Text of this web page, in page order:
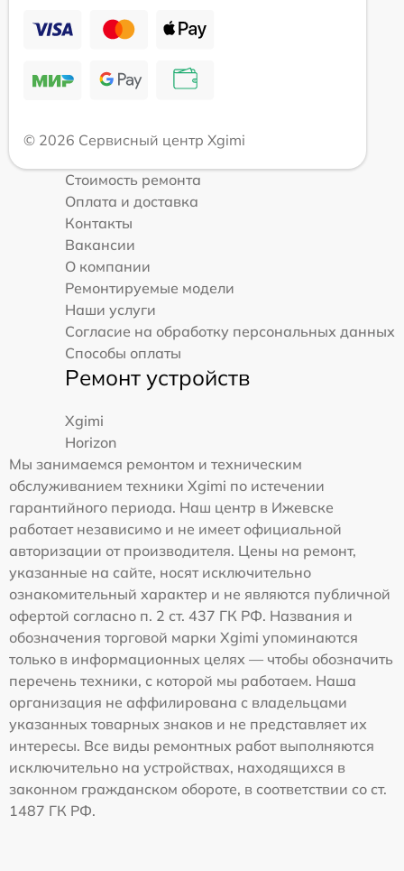
© 2026 Сервисный центр Xgimi
Стоимость ремонта
Оплата и доставка
Контакты
Вакансии
О компании
Ремонтируемые модели
Наши услуги
Согласие на обработку персональных данных
Способы оплаты
Ремонт устройств
Xgimi
Horizon
Мы занимаемся ремонтом и техническим
обслуживанием техники Xgimi по истечении
гарантийного периода. Наш центр в Ижевске
работает независимо и не имеет официальной
авторизации от производителя. Цены на ремонт,
указанные на сайте, носят исключительно
ознакомительный характер и не являются публичной
офертой согласно п. 2 ст. 437 ГК РФ. Названия и
обозначения торговой марки Xgimi упоминаются
только в информационных целях — чтобы обозначить
перечень техники, с которой мы работаем. Наша
организация не аффилирована с владельцами
указанных товарных знаков и не представляет их
интересы. Все виды ремонтных работ выполняются
исключительно на устройствах, находящихся в
законном гражданском обороте, в соответствии со ст.
1487 ГК РФ.